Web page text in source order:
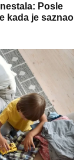
Posle
kada je saznao